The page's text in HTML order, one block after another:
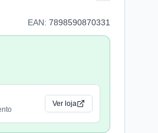
EAN: 7898590870331
Ver loja